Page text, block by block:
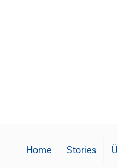
Home Stories